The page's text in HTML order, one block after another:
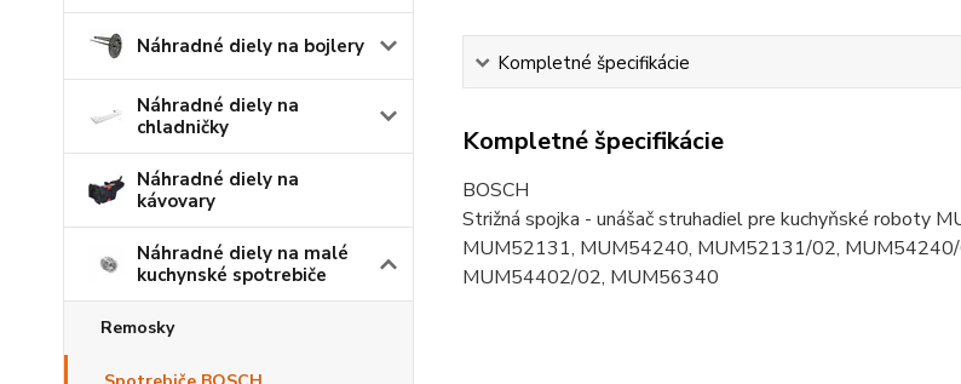
Náhradné diely na bojlery
Náhradné diely na
chladničky
Náhradné diely na
kávovary
Náhradné diely na malé
kuchynské spotrebiče
Remosky
Kompletné špecifikácie
Kompletné špecifikácie
BOSCH
Strižná spojka - unášač struhadiel pre kuchyňské roboty
MUM52131, MUM54240, MUM52131/02,
MUM54402/02, MUM56340